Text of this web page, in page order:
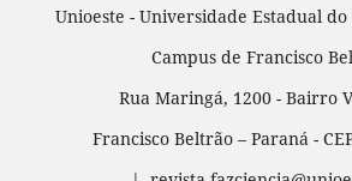
Unioeste - Universidade Estadual do
Campus de Francisco
Rua Maringá, 1200 - Bairro
Francisco Beltrão – Paraná -